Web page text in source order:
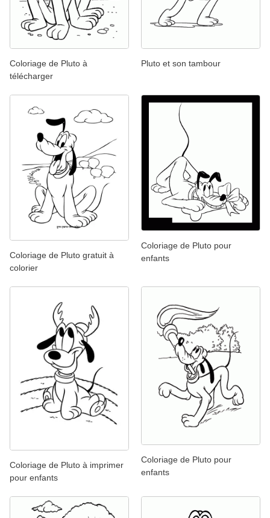
Coloriage de Pluto à
télécharger
Pluto et son tambour
Coloriage de Pluto gratuit à
colorier
Coloriage de Pluto pour
enfants
Coloriage de Pluto à imprimer
pour enfants
Coloriage de Pluto pour
enfants